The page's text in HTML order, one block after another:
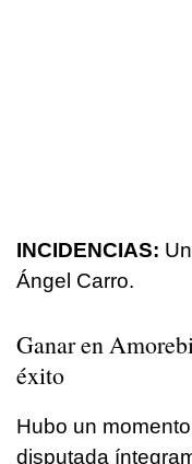
INCIDENCIAS:
Ángel Carro.
Ganar en
éxito
Hubo un
disputada